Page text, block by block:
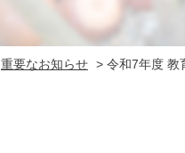
重要なお知らせ > 令和7年度 教